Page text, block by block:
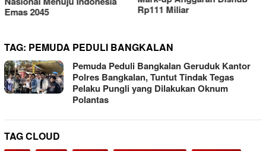
Rp111 Miliar
Advokasi Hukum dan
Digitalisasi Gerakan
TAG: PEMUDA PEDULI BANGKALAN
Pemuda Peduli Bangkalan Geruduk Kantor
Polres Bangkalan, Tuntut Tindak Tegas
Pelaku Pungli yang Dilakukan Oknum
Polantas
TAG CLOUD